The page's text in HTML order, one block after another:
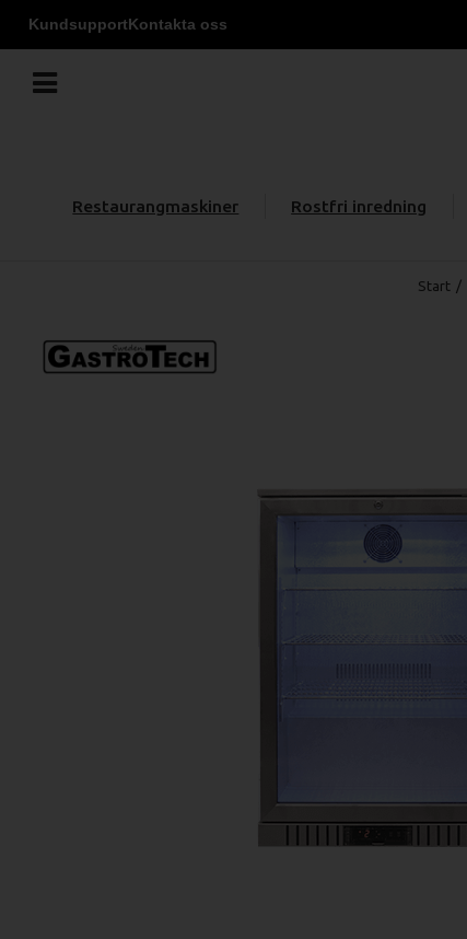
KundsupportKontakta oss
Restaurangmaskiner Rostfri inredning
Start /